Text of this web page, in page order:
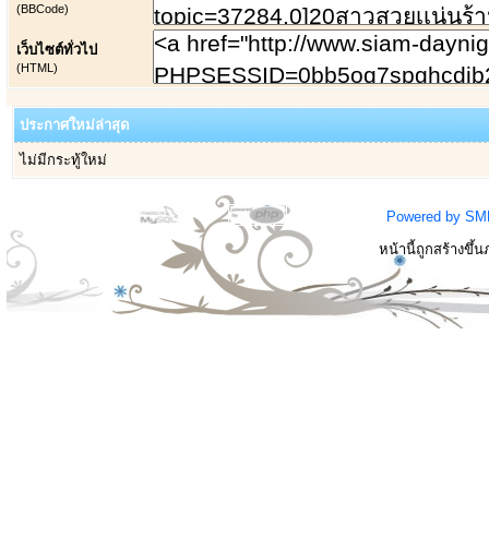
(BBCode)
เว็บไซต์ทั่วไป
(HTML)
ประกาศใหม่ล่าสุด
ไม่มีกระทู้ใหม่
Powered by
หน้านี้ถูกสร้างขึ้น